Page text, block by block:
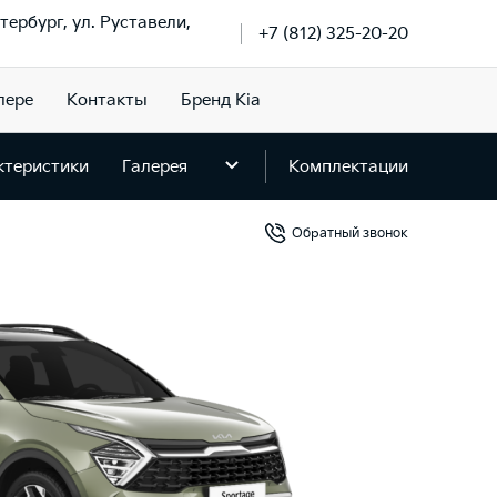
ул. Руставели, +7 (812) 325-20-20
Контакты Бренд Kia
Галерея Комплектации
Обратный звонок